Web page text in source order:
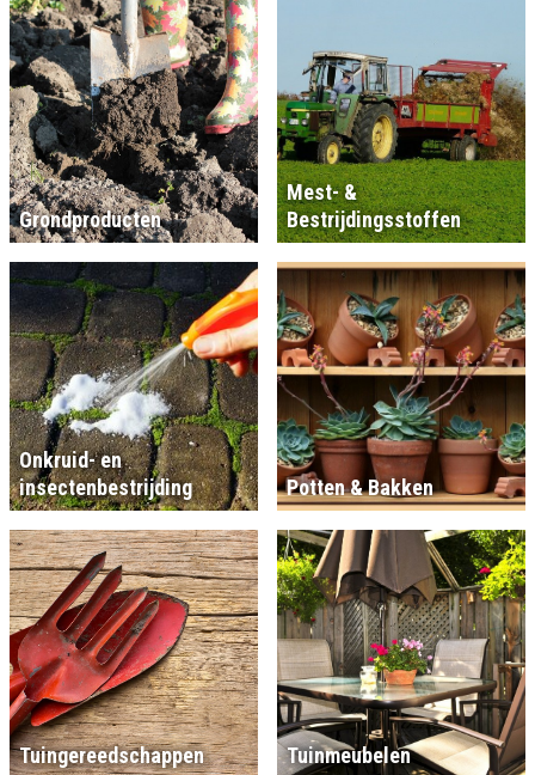
Grondproducten
Mest- &
Bestrijdingsstoffen
Onkruid- en
insectenbestrijding
Potten & Bakken
Tuingereedschappen Tuinmeubelen